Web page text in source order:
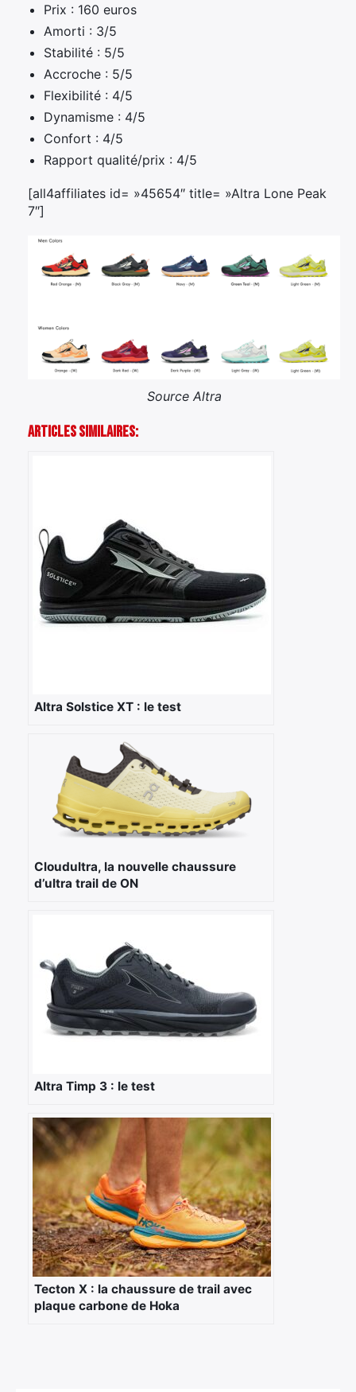
Prix : 160 euros
Amorti : 3/5
Stabilité : 5/5
Accroche : 5/5
Flexibilité : 4/5
Dynamisme : 4/5
Confort : 4/5
Rapport qualité/prix : 4/5
[all4affiliates id= »45654″ title= »Altra Lone Peak
7″]
Source Altra
Articles Similaires:
Altra Solstice XT : le test
Cloudultra, la nouvelle chaussure
d’ultra trail de ON
Altra Timp 3 : le test
Tecton X : la chaussure de trail avec
plaque carbone de Hoka